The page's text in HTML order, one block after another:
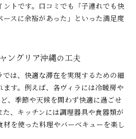
トです。口コミでも「子連れでも快
スに余裕があった」といった満足度
ングリア沖縄の工夫
では、快適な滞在を実現するための細
す。例えば、各ヴィラには冷暖房や
、季節や天候を問わず快適に過ごせ
、キッチンには調理器具や食器類が
を使った料理やバーベキューを楽し